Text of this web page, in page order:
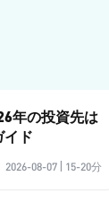
年の投資先は
イド
2026-08-07 15-20分